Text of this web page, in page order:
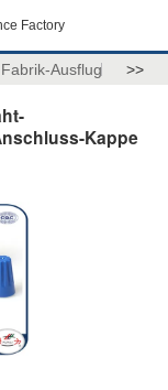
Factory
Fabrik-Ausflug >>
Kappe